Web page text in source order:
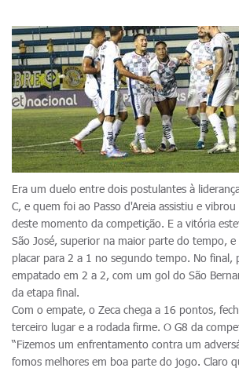
Era um duelo entre dois postulantes à
C, e quem foi ao Passo d'Areia assistiu e
deste momento da competição. E a vitória
São José, superior na maior parte do tempo,
placar para 2 a 1 no segundo tempo. No final,
empatado em 2 a 2, com um gol do São
da etapa final.
Com o empate, o Zeca chega a 16 pontos,
terceiro lugar e a rodada firme. O G8 da
“Fizemos um enfrentamento contra um
fomos melhores em boa parte do jogo. Claro